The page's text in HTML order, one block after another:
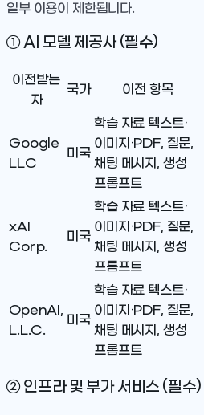
일부 이용이 제한됩니다.
① AI 모델 제공사 (필수)
이전받는
자
국가 이전 항목
Google
LLC
미국
학습 자료 텍스트·
이미지·PDF, 질문,
채팅 메시지, 생성
프롬프트
xAI
Corp.
미국
학습 자료 텍스트·
이미지·PDF, 질문,
채팅 메시지, 생성
프롬프트
OpenAI,
L.L.C.
미국
학습 자료 텍스트·
이미지·PDF, 질문,
채팅 메시지, 생성
프롬프트
② 인프라 및 부가 서비스 (필수)